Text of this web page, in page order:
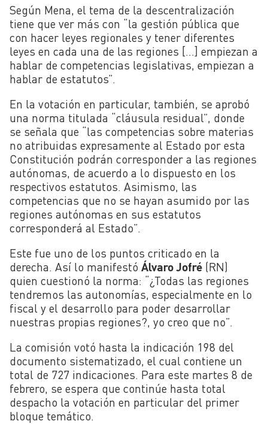
Según Mena, el tema de la descentralización
tiene que ver más con “la gestión pública que
con hacer leyes regionales y tener diferentes
leyes en cada una de las regiones […] empiezan a
hablar de competencias legislativas, empiezan a
hablar de estatutos”.
En la votación en particular, también, se aprobó
una norma titulada “cláusula residual”, donde
se señala que “las competencias sobre materias
no atribuidas expresamente al Estado por esta
Constitución podrán corresponder a las regiones
autónomas, de acuerdo a lo dispuesto en los
respectivos estatutos. Asimismo, las
competencias que no se hayan asumido por las
regiones autónomas en sus estatutos
corresponderá al Estado”.
Este fue uno de los puntos criticado en la
derecha. Así lo manifestó Álvaro Jofré (RN)
quien cuestionó la norma: “¿Todas las regiones
tendremos las autonomías, especialmente en lo
fiscal y el desarrollo para poder desarrollar
nuestras propias regiones?, yo creo que no”.
La comisión votó hasta la indicación 198 del
documento sistematizado, el cual contiene un
total de 727 indicaciones. Para este martes 8 de
febrero, se espera que continúe hasta total
despacho la votación en particular del primer
bloque temático.